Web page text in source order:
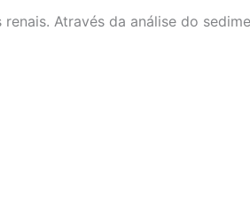
Através da análise do